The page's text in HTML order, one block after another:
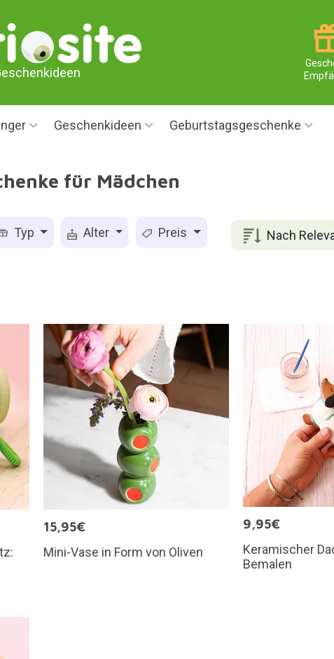
Geschenkideen Geburtstagsgeschenke
für Mädchen
Nach
Typ Alter Preis
15,95€
Mini-Vase in Form von Oliven
9,95€
Keramischer
Bemalen